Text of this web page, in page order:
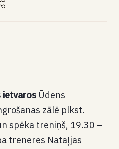
ietvaros Ūdens
zālē plkst.
spēka treniņš, 19.30 –
treneres Nataļjas